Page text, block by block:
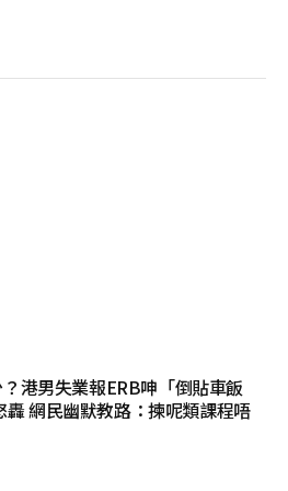
港男失業報ERB呻「倒貼車飯
網民幽默教路：揀呢類課程唔